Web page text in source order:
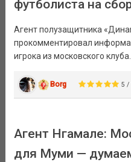
футболиста на
Агент полузащитника
прокомментировал
игрока из московского клуба.
Borg 5 /
Агент Нгамале:
для Муми —